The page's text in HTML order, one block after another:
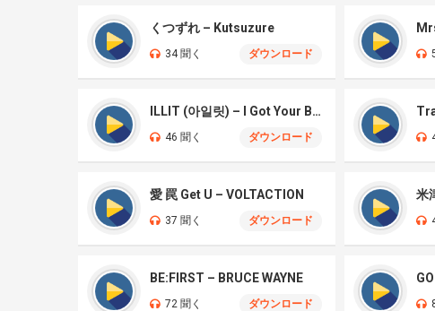
くつずれ – Kutsuzure
34 聞く ダウンロード
ILLIT (아일릿) – I Got Your Back
46 聞く ダウンロード
愛 罠 Get U – VOLTACTION
37 聞く ダウンロード
BE:FIRST – BRUCE WAYNE
72 聞く ダウンロード